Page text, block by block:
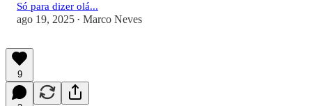
Só para dizer olá...
ago 19, 2025 • Marco Neves
9